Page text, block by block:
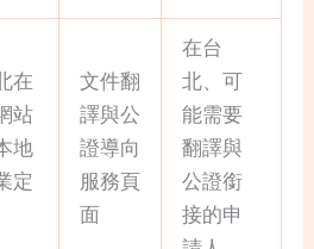
在
站
地
定
文件翻
譯與公
證導向
服務頁
面
在台
北、可
能需要
翻譯與
公證銜
接的申